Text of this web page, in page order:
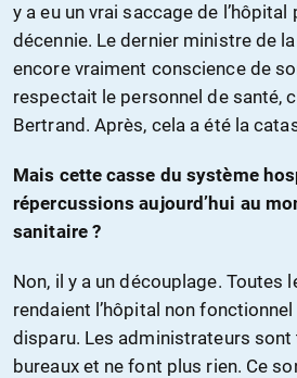
y a eu un vrai saccage de
décennie. Le dernier ministre de
encore vraiment conscience de
respectait le personnel de santé,
Bertrand. Après, cela a été la
Mais cette casse du système
répercussions aujourd’hui au
sanitaire ?
Non, il y a un découplage. Toutes
rendaient l’hôpital non
disparu. Les administrateurs
bureaux et ne font plus rien. Ce